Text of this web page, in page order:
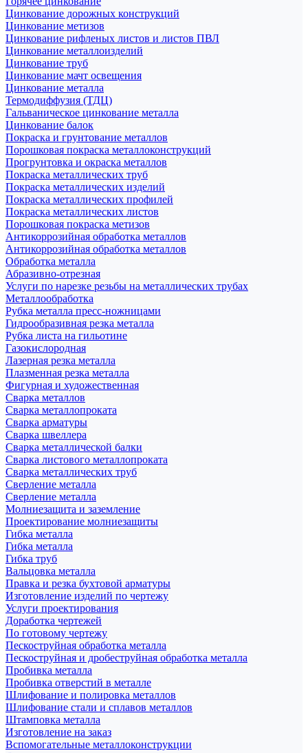
Цинкование дорожных конструкций
Цинкование метизов
Цинкование рифленых листов и листов ПВЛ
Цинкование металлоизделий
Цинкование труб
Цинкование мачт освещения
Цинкование металла
Термодиффузия (ТДЦ)
Гальваническое цинкование металла
Цинкование балок
Покраска и грунтование металлов
Порошковая покраска металлоконструкций
Прогрунтовка и окраска металлов
Покраска металлических труб
Покраска металлических изделий
Покраска металлических профилей
Покраска металлических листов
Порошковая покраска метизов
Антикоррозийная обработка металлов
Антикоррозийная обработка металлов
Обработка металла
Абразивно-отрезная
Услуги по нарезке резьбы на металлических трубах
Металлообработка
Рубка металла пресс-ножницами
Гидрообразивная резка металла
Рубка листа на гильотине
Газокислородная
Лазерная резка металла
Плазменная резка металла
Фигурная и художественная
Сварка металлов
Сварка металлопроката
Сварка арматуры
Сварка швеллера
Сварка металлической балки
Сварка листового металлопроката
Сварка металлических труб
Сверление металла
Сверление металла
Молниезащита и заземление
Проектирование молниезащиты
Гибка металла
Гибка металла
Гибка труб
Вальцовка металла
Правка и резка бухтовой арматуры
Изготовление изделий по чертежу
Услуги проектирования
Доработка чертежей
По готовому чертежу
Пескоструйная обработка металла
Пескоструйная и дробеструйная обработка металла
Пробивка металла
Пробивка отверстий в металле
Шлифование и полировка металлов
Шлифование стали и сплавов металлов
Штамповка металла
Изготовление на заказ
Вспомогательные металлоконструкции